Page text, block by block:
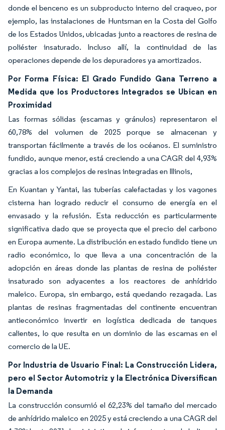
donde el benceno es un subproducto interno del craqueo, por
ejemplo, las instalaciones de Huntsman en la Costa del Golfo
de los Estados Unidos, ubicadas junto a reactores de resina de
poliéster insaturado. Incluso allí, la continuidad de las
operaciones depende de los depuradores ya amortizados.
Por Forma Física: El Grado Fundido Gana Terreno a
Medida que los Productores Integrados se Ubican en
Proximidad
Las formas sólidas (escamas y gránulos) representaron el
60,78% del volumen de 2025 porque se almacenan y
transportan fácilmente a través de los océanos. El suministro
fundido, aunque menor, está creciendo a una CAGR del 4,93%
gracias a los complejos de resinas integradas en Illinois,
En Kuantan y Yantai, las tuberías calefactadas y los vagones
cisterna han logrado reducir el consumo de energía en el
envasado y la refusión. Esta reducción es particularmente
significativa dado que se proyecta que el precio del carbono
en Europa aumente. La distribución en estado fundido tiene un
radio económico, lo que lleva a una concentración de la
adopción en áreas donde las plantas de resina de poliéster
insaturado son adyacentes a los reactores de anhídrido
maleico. Europa, sin embargo, está quedando rezagada. Las
plantas de resinas fragmentadas del continente encuentran
antieconómico invertir en logística dedicada de tanques
calientes, lo que resulta en un dominio de las escamas en el
comercio de la UE.
Por Industria de Usuario Final: La Construcción Lidera,
pero el Sector Automotriz y la Electrónica Diversifican
la Demanda
La construcción consumió el 62,23% del tamaño del mercado
de anhídrido maleico en 2025 y está creciendo a una CAGR del